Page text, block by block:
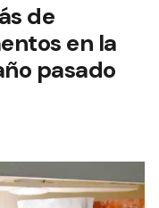
de
en la
pasado